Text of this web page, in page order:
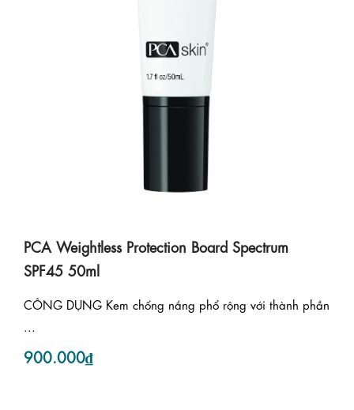
PCA Weightless Protection Board Spectrum
SPF45 50ml
CÔNG DỤNG Kem chống nắng phổ rộng với thành phần
900.000₫